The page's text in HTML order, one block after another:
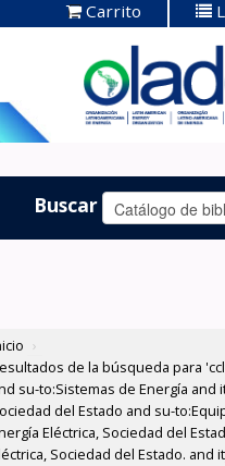
Carrito
Buscar
›
de la búsqueda para
su-to:Sistemas de Energía and
del Estado and su-
Eléctrica, Sociedad del
Sociedad del Estado. and